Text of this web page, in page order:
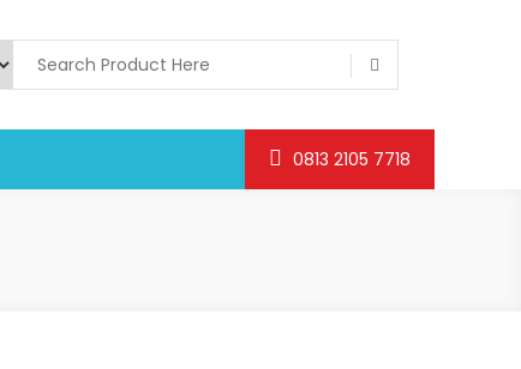
0813 2105 7718